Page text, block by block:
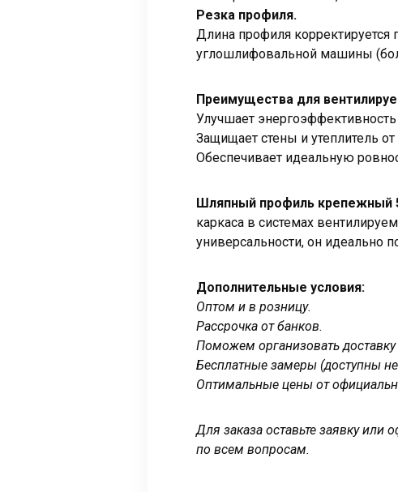
Резка профиля.
Длина профиля
углошлифовальной машины
Преимущества для
Улучшает энергоэффективность
Защищает стены и утеплитель
Обеспечивает идеальную
Шляпный профиль крепежный
каркаса в системах
универсальности, он идеально
Дополнительные условия:
Оптом и в розницу.
Рассрочка от банков.
Поможем организовать
Бесплатные замеры (доступны
Оптимальные цены от
Для заказа оставьте заявку
по всем вопросам.